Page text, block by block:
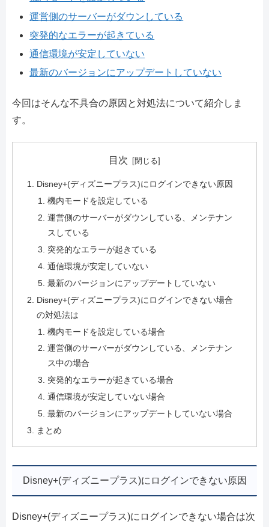
運営側のサーバーがダウンしている
突発的なエラーが起きている
通信環境が安定していない
最新のバージョンにアップデートしていない
今回はそんな不具合の原因と対処法について紹介しま
す。
目次
Disney+(ディズニープラス)にログインできない原因
機内モードを設定している
運営側のサーバーがダウンしている、メンテナン
スしている
突発的なエラーが起きている
通信環境が安定していない
最新のバージョンにアップデートしていない
Disney+(ディズニープラス)にログインできない場合
の対処法は
機内モードを設定している場合
運営側のサーバーがダウンしている、メンテナン
ス中の場合
突発的なエラーが起きている場合
通信環境が安定していない場合
最新のバージョンにアップデートしていない場合
まとめ
Disney+(ディズニープラス)にログインできない原因
Disney+(ディズニープラス)にログインできない場合は次